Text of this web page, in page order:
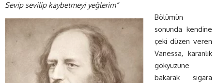
Sevip sevilip kaybetmeyi yeğlerim”
Bölümün
sonunda kendine
çeki düzen veren
Vanessa, karanlık
gökyüzüne
bakarak sigara